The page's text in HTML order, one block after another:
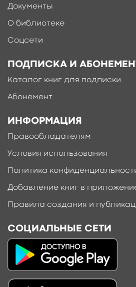
Документы
О библиотеке
Соцсети
ПОДПИСКА И
Каталог книг для подписки
Абонемент
ИНФОРМАЦИЯ
Правообладателям
Условия использования
Политика
Добавление книг в
Правила создания и
СОЦИАЛЬНЫЕ СЕТИ